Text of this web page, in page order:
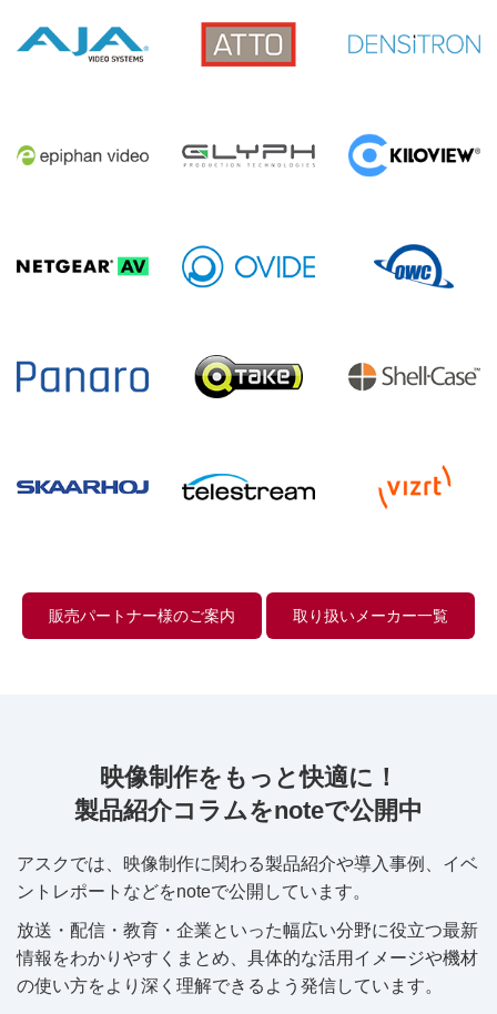
販売パートナー様のご案内 取り扱いメーカー一覧
映像制作をもっと快適に！
製品紹介コラムをnoteで公開中
アスクでは、映像制作に関わる製品紹介や導入事例、イベ
ントレポートなどをnoteで公開しています。
放送・配信・教育・企業といった幅広い分野に役立つ最新
情報をわかりやすくまとめ、具体的な活用イメージや機材
の使い方をより深く理解できるよう発信しています。